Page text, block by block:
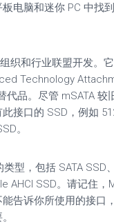
电脑和迷你 PC 中找
织和行业联盟开发。
Technology
代品。尽管 mSATA 较
接口的 SSD，例如
。
型，包括 SATA SSD
AHCI SSD。请记住，
告诉你所使用的接口